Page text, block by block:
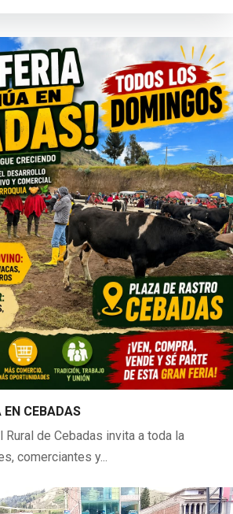
CEBADAS
Rural de Cebadas invita a toda la
comerciantes y...